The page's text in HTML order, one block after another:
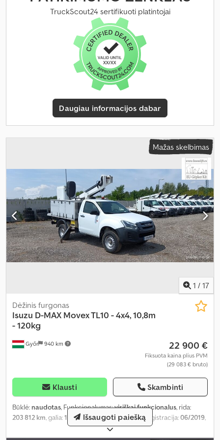
1 900 mm, krovos erdvės aukštis:500 mm, Įranga:
centrinis užraktas, imobilaizerio sistema, kranas, oro
kondicionavimas, priekabos jungtis, suodžių filtras
TruckScout24 sertifikuoti platintojai
Daugiau informacijos dabar
Mažas skelbimas
1 / 17
Győr 940 km
Dėžinis furgonas
Isuzu D-MAX Movex TL10 - 4x4, 10,8m
- 120kg
22 900 €
Fiksuota kaina plius PVM
(29 083 € bruto)
Klausti Skambinti
Būklė: naudotas, Funkcionalumas:visiškai funkcionalus, rida:
203 812 km , galia:120 kW (163,15 AG), pirmoji registracija:06/2019
dyzelinas, bendras svoris:3 500 kg, padang padangų:
80 procentas, ašių konfigūracija:4x4, spalva:balta, pavaros tipas:
Išsaugoti paiešką